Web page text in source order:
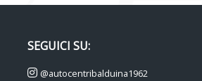
SEGUICI SU:
@autocentribalduina1962